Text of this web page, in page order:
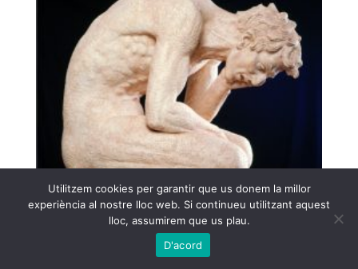
Utilitzem cookies per garantir que us donem la millor
experiència al nostre lloc web. Si continueu utilitzant aquest
lloc, assumirem que us plau.
D'acord